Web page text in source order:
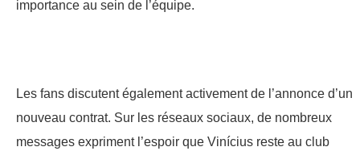
importance au sein de l’équipe.
Les fans discutent également activement de l’annonce d’un
nouveau contrat. Sur les réseaux sociaux, de nombreux
messages expriment l’espoir que Vinícius reste au club